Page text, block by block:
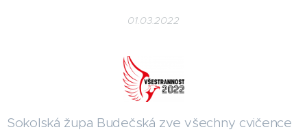
01.03.2022
Sokolská župa Budečská zve všechny cvičence